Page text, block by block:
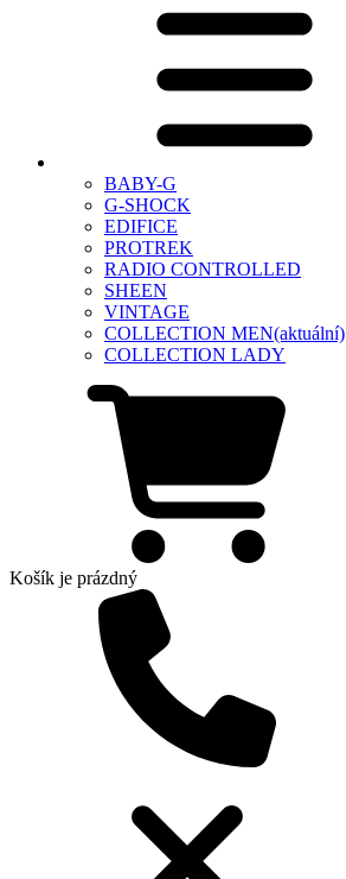
BABY-G
G-SHOCK
EDIFICE
PROTREK
RADIO CONTROLLED
SHEEN
VINTAGE
COLLECTION MEN(aktuální)
COLLECTION LADY
Košík je prázdný